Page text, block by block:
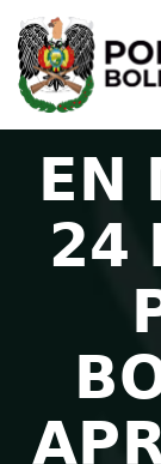
𝗘𝗡
𝟮𝟰